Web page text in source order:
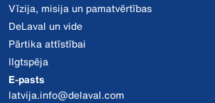
Vīzija, misija un pamatvērtības
DeLaval un vide
Pārtika attīstībai
Ilgtspēja
E-pasts
latvija.info@delaval.com